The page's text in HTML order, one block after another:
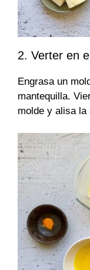
2. Verter en
Engrasa un
mantequilla.
molde y alisa la